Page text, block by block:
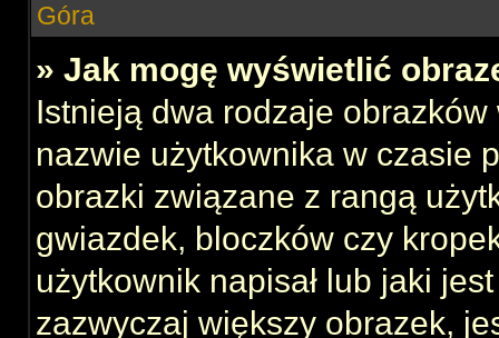
Góra
» Jak mogę wyświetlić
Istnieją dwa rodzaje
nazwie użytkownika w czasie
obrazki związane z rangą
gwiazdek, bloczków czy
użytkownik napisał lub jaki
zazwyczaj większy obrazek,